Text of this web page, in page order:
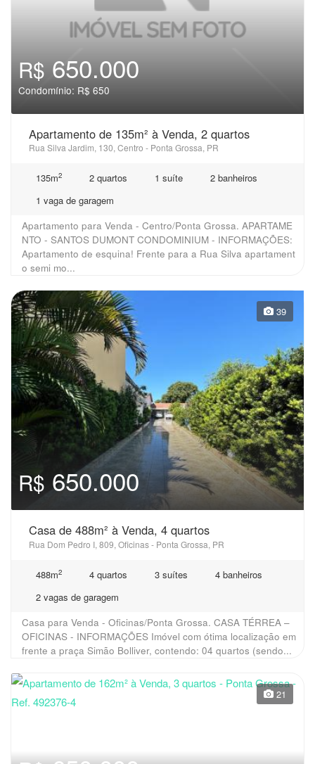
R$650.000
Condomínio: R$ 650
Apartamento de 135m² à Venda, 2 quartos
Rua Silva Jardim, 130, Centro - Ponta Grossa, PR
135m2 2 quartos 1 suíte
2 banheiros
1 vaga de garagem
Apartamento para Venda - Centro/Ponta Grossa. APARTAME
NTO - SANTOS DUMONT CONDOMINIUM - INFORMAÇÕES:
Apartamento de esquina! Frente para a Rua Silva apartament
o semi mo...
39
R$ 650.000
Casa de 488m² à Venda, 4 quartos
Rua Dom Pedro I, 809, Oficinas - Ponta Grossa, PR
488m2 4 quartos 3 suítes
4 banheiros
2 vagas de garagem
Casa para Venda - Oficinas/Ponta Grossa. CASA TÉRREA –
OFICINAS - INFORMAÇÕES Imóvel com ótima localização em
frente a praça Simão Bolliver, contendo: 04 quartos (sendo...
21